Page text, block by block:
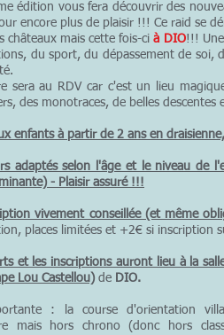
édition vous fera découvrir des
encore plus de plaisir !!! Ce raid se
châteaux mais cette fois-cià DIO!!!
du sport, du dépassement de soi,
sera au RDV car c'est un lieu
des monotraces, de belles descentes
enfants à partir de 2 ans en
adaptés selon l'âge et le niveau de
- Plaisir assuré !!!
vivement conseillée (et même
places limitées et +2€ si inscription
et les inscriptions auront lieu à la
Lou Castellou) de DIO.
: la course d'orientation
mais hors chrono (donc hors